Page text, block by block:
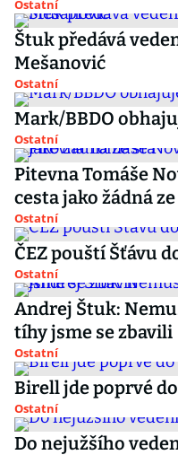
Ostatní
Štuk předává
Mešanović
Ostatní
Mark/BBDO
Ostatní
Pitevna Tomáše
cesta jako žádná
Ostatní
ČEZ pouští Šťávu
Ostatní
Andrej Štuk:
tíhy jsme se zbavili
Ostatní
Birell jde poprvé
Ostatní
Do nejužšího